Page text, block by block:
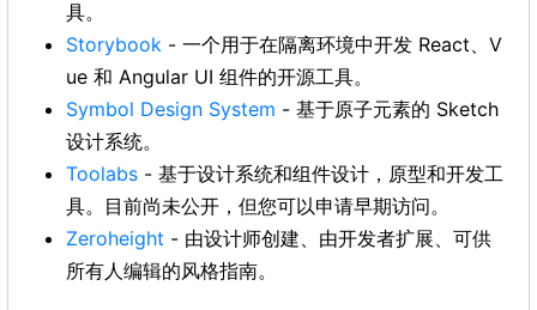
具。
Storybook - 一个用于在隔离环境中开发 React、V
ue 和 Angular UI 组件的开源工具。
Symbol Design System - 基于原子元素的 Sketch
设计系统。
Toolabs - 基于设计系统和组件设计，原型和开发工
具。目前尚未公开，但您可以申请早期访问。
Zeroheight - 由设计师创建、由开发者扩展、可供
所有人编辑的风格指南。